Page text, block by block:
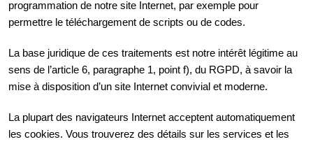
programmation de notre site Internet, par exemple pour
permettre le téléchargement de scripts ou de codes.
La base juridique de ces traitements est notre intérêt légitime au
sens de l’article 6, paragraphe 1, point f), du RGPD, à savoir la
mise à disposition d’un site Internet convivial et moderne.
La plupart des navigateurs Internet acceptent automatiquement
les cookies. Vous trouverez des détails sur les services et les